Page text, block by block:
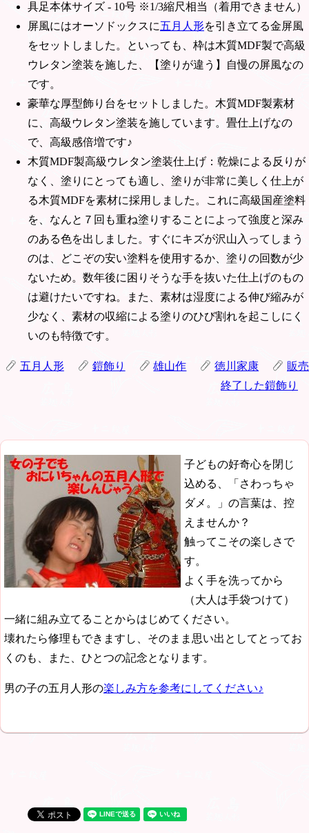
具足本体サイズ - 10号 ※1/3縮尺相当（着用できません）
屏風にはオーソドックスに五月人形を引き立てる金屏風
をセットしました。といっても、枠は木質MDF製で高級
ウレタン塗装を施した、【塗りが違う】自慢の屏風なの
です。
豪華な厚型飾り台をセットしました。木質MDF製素材
に、高級ウレタン塗装を施しています。畳仕上げなの
で、高級感倍増です♪
木質MDF製高級ウレタン塗装仕上げ：乾燥による反りが
なく、塗りにとっても適し、塗りが非常に美しく仕上が
る木質MDFを素材に採用しました。これに高級国産塗料
を、なんと７回も重ね塗りすることによって強度と深み
のある色を出しました。すぐにキズが沢山入ってしまう
のは、どこぞの安い塗料を使用するか、塗りの回数が少
ないため。数年後に困りそうな手を抜いた仕上げのもの
は避けたいですね。また、素材は湿度による伸び縮みが
少なく、素材の収縮による塗りのひび割れを起こしにく
いのも特徴です。
五月人形 鎧飾り 雄山作 徳川家康
販売
終了した鎧飾り
子どもの好奇心を閉じ
込める、「さわっちゃ
ダメ。」の言葉は、控
えませんか？
触ってこその楽しさで
す。
よく手を洗ってから
（大人は手袋つけて）
一緒に組み立てることからはじめてください。
壊れたら修理もできますし、そのまま思い出としてとってお
くのも、また、ひとつの記念となります。
男の子の五月人形の楽しみ方を参考にしてください♪